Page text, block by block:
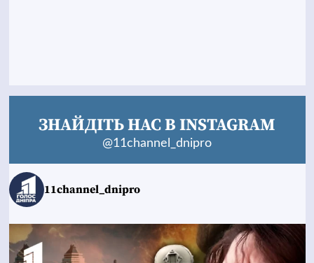
ЗНАЙДІТЬ НАС В INSTAGRAM
@11channel_dnipro
11channel_dnipro